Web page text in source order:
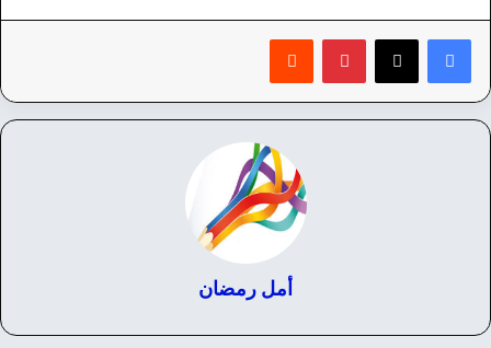
بينتيريست
أمل رمضان